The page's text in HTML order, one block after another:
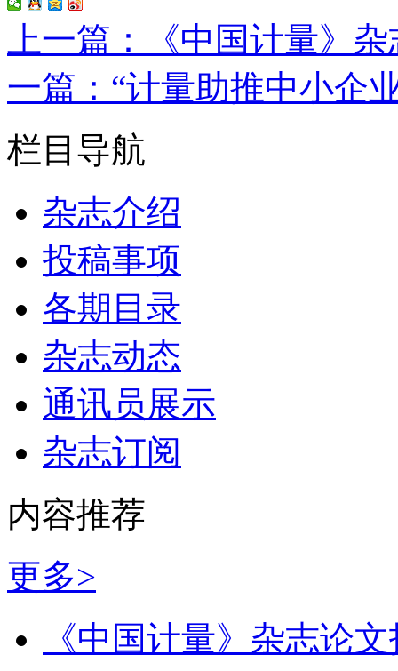
上一篇：《中国计量》
一篇：“计量助推中小企
栏目导航
杂志介绍
投稿事项
各期目录
杂志动态
通讯员展示
杂志订阅
内容推荐
更多>
《中国计量》杂志论